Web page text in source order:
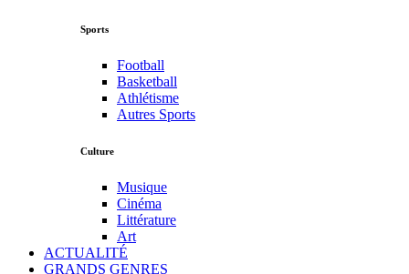
Sports
Football
Basketball
Athlétisme
Autres Sports
Culture
Musique
Cinéma
Littérature
Art
ACTUALITÉ
GRANDS GENRES